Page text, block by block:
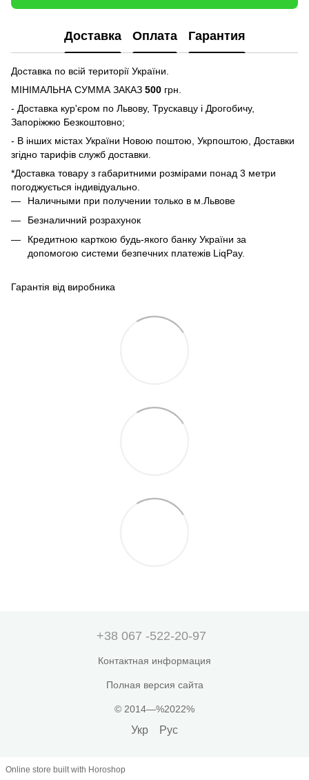
Доставка Оплата Гарантия
Доставка по всій території України.
МІНІМАЛЬНА СУММА ЗАКАЗ 500 грн.
- Доставка кур'єром по Львову, Трускавцу і Дрогобичу,
Запоріжжю Безкоштовно;
- В інших містах України Новою поштою, Укрпоштою, Доставки
згідно тарифів служб доставки.
*Доставка товару з габаритними розмірами понад 3 метри
погоджується індивідуально.
Наличными при получении только в м.Львове
Безналичний розрахунок
Кредитною карткою будь-якого банку України за
допомогою системи безпечних платежів LiqPay.
Гарантія від виробника
+38 067 -522-20-97
Контактная информация
Полная версия сайта
© 2014—%2022%
Укр Рус
Online store built with Horoshop